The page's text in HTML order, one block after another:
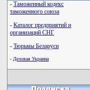
- Таможенный кодекс
таможенного союза
- Каталог предприятий и
организаций СНГ
- Тюрьмы Беларуси
- Деловая Украина